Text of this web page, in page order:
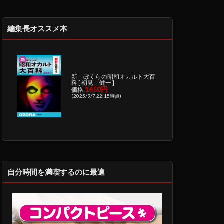
編集長オススメ本
新 ぼくらの昭和オカルト大百
科 [ 初見 健一 ]
価格:1650円
(2025/9/7 22:15時点)
自分時間を満喫するのに最適